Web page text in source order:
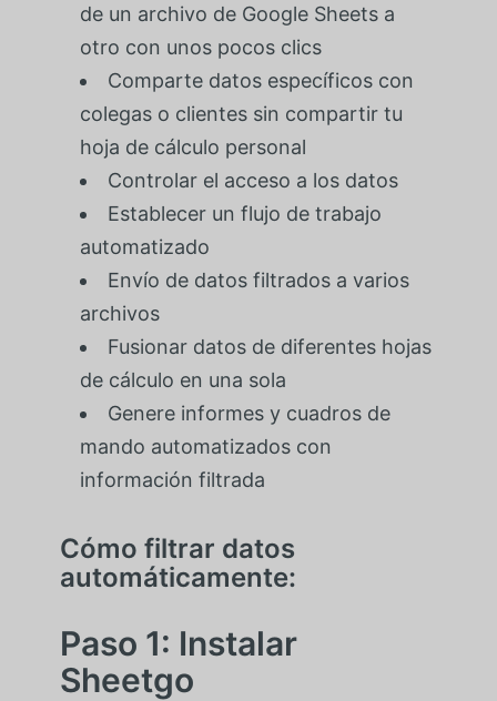
de un archivo de Google Sheets a
otro con unos pocos clics
Comparte datos específicos con
colegas o clientes sin compartir tu
hoja de cálculo personal
Controlar el acceso a los datos
Establecer un flujo de trabajo
automatizado
Envío de datos filtrados a varios
archivos
Fusionar datos de diferentes hojas
de cálculo en una sola
Genere informes y cuadros de
mando automatizados con
información filtrada
Cómo filtrar datos
automáticamente:
Paso 1: Instalar
Sheetgo